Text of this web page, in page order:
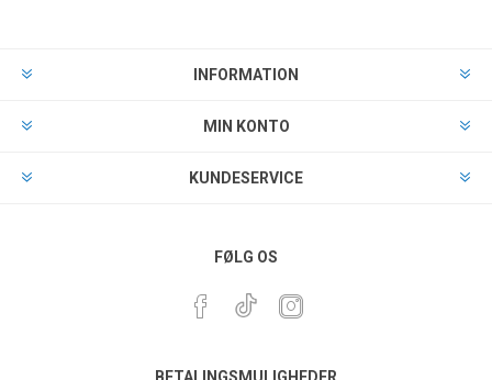
INFORMATION
MIN KONTO
KUNDESERVICE
FØLG OS